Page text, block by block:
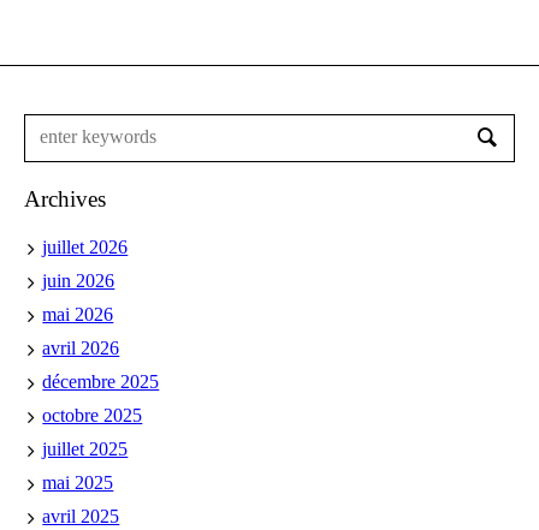
Archives
juillet 2026
juin 2026
mai 2026
avril 2026
décembre 2025
octobre 2025
juillet 2025
mai 2025
avril 2025